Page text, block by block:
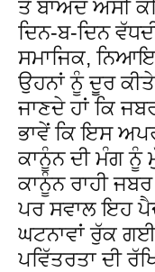
ਤੋਂ ਬਾਅਦ ਅਸੀਂ
ਦਿਨ-ਬ-ਦਿਨ
ਸਮਾਜਿਕ,
ਉਹਨਾਂ ਨੂੰ ਦੂਰ
ਜਾਣਦੇ ਹਾਂ ਕਿ
ਭਾਵੇਂ ਕਿ ਇਸ
ਕਾਨੂੰਨ ਦੀ ਮੰਗ ਨੂੰ
ਕਾਨੂੰਨ ਰਾਹੀ
ਪਰ ਸਵਾਲ ਇਹ
ਘਟਨਾਵਾਂ ਰੁੱਕ
ਪਵਿੱਤਰਤਾ ਦੀ